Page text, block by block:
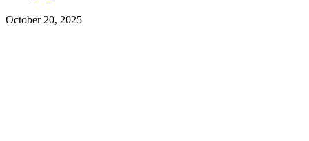
October 20, 2025